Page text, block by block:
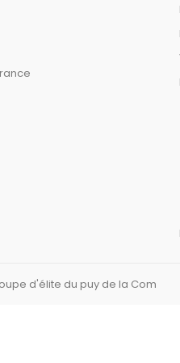
d'élite du puy de la Com